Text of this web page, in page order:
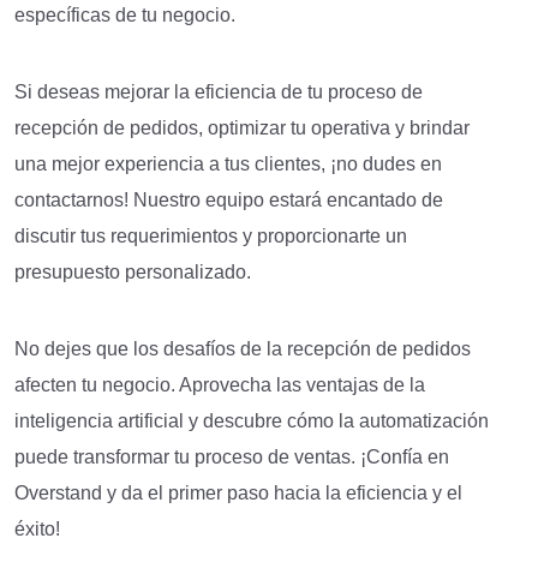
específicas de tu negocio.
Si deseas mejorar la eficiencia de tu proceso de
recepción de pedidos, optimizar tu operativa y brindar
una mejor experiencia a tus clientes, ¡no dudes en
contactarnos! Nuestro equipo estará encantado de
discutir tus requerimientos y proporcionarte un
presupuesto personalizado.
No dejes que los desafíos de la recepción de pedidos
afecten tu negocio. Aprovecha las ventajas de la
inteligencia artificial y descubre cómo la automatización
puede transformar tu proceso de ventas. ¡Confía en
Overstand y da el primer paso hacia la eficiencia y el
éxito!